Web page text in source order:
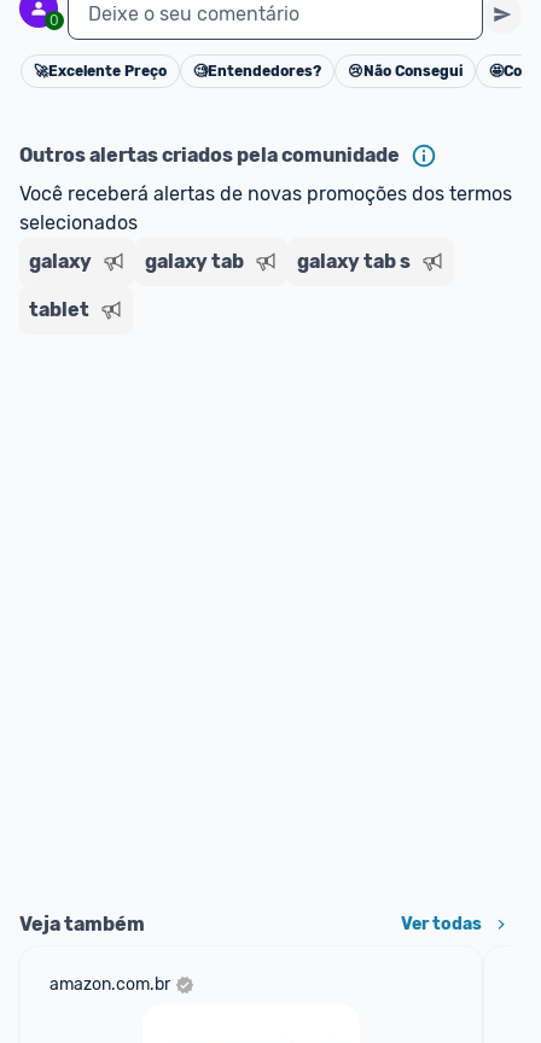
0 Deixe o seu comentário
Cancelar
🚀Excelente Preço 🧐Entendedores? 😢 Não Consegui 🤩
Outros alertas criados pela comunidade
Você receberá alertas de novas promoções dos termos
selecionados
galaxy
galaxy tab galaxy tab s
tablet
Veja também Ver todas
amazon.com.br